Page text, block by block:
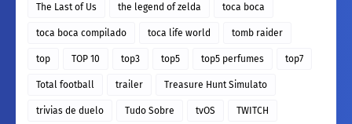
The Last of Us the legend of zelda toca boca
toca boca compilado toca life world tomb raider
top TOP 10 top3 top5 top5 perfumes top7
Total football trailer Treasure Hunt Simulato
trivias de duelo Tudo Sobre tvOS TWITCH